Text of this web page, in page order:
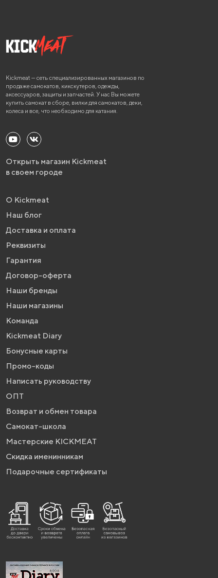
Kickmeat — сеть специализированных магазинов по
продаже самокатов, кикскутеров, одежды,
аксессуаров, защиты и запчастей. У нас Вы можете
купить самокат в сборе, вилки для самокатов, деки,
колеса и все, что необходимо для катания.
Открыть магазин Kickmeat
в своем городе
О Kickmeat
Наш блог
Доставка и оплата
Реквизиты
Гарантия
Договор-оферта
Наши бренды
Наши магазины
Команда
Kickmeat Diary
Бонусные карты
Промо-коды
Написать руководству
ОПТ
Возврат и обмен товара
Самокат-школа
Мастерские KICKMEAT
Скидка именинникам
Подарочные сертификаты